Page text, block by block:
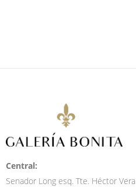
Central:
Senador Long esq. Tte. Héctor Vera